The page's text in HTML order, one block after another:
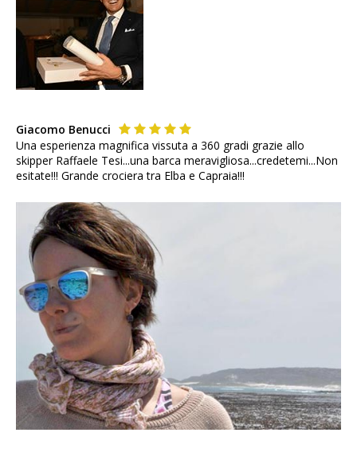
Giacomo Benucci
Una esperienza magnifica vissuta a 360 gradi grazie allo
skipper Raffaele Tesi...una barca meravigliosa...credetemi...Non
esitate!!! Grande crociera tra Elba e Capraia!!!